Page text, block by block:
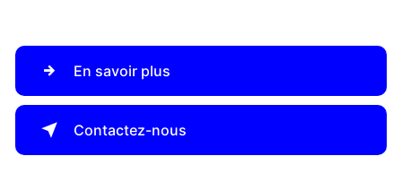
En savoir plus
Contactez-nous